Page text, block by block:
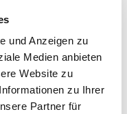
und Anzeigen zu
Medien anbieten
Website zu
zu Ihrer
Partner für
Verzinkung)
in der lackierten
und stellen keinen